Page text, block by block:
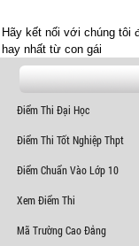
Hãy kết nối với chúng tôi
hay nhất từ con gái
Điểm Thi Đại Học
Điểm Thi Tốt Nghiệp Thpt
Điểm Chuẩn Vào Lớp 10
Xem Điểm Thi
Mã Trường Cao Đẳng